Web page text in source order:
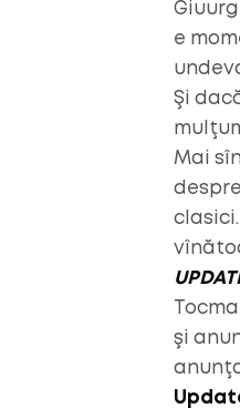
e
Şi
Mai
şi